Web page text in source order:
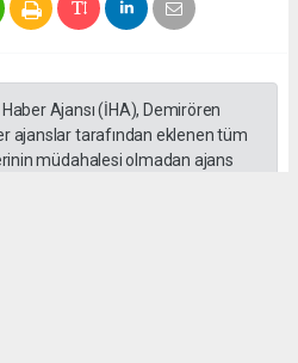
Ajansı (İHA), Demirören
ajanslar tarafından eklenen tüm
müdahalesi olmadan ajans